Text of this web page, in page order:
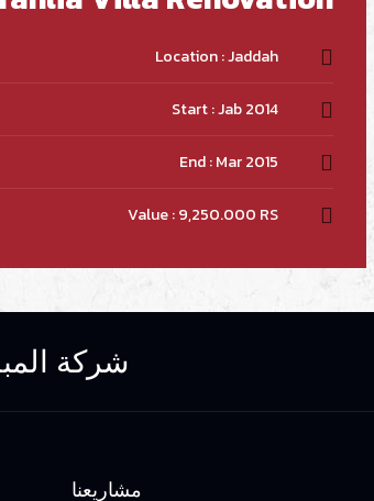
Location : Jaddah
Start : Jab 2014
End : Mar 2015
Value : 9,250.000 RS
شركة
مشاريعنا